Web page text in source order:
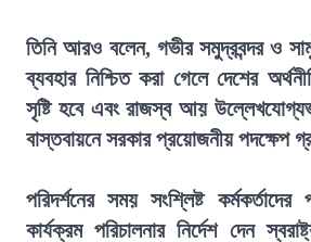
তিনি আরও বলেন, গভীর সমুদ্রবন্দর ও
ব্যবহার নিশ্চিত করা গেলে দেশের
সৃষ্টি হবে এবং রাজস্ব আয়
বাস্তবায়নে সরকার প্রয়োজনীয় পদক্ষেপ
পরিদর্শনের সময় সংশ্লিষ্ট
কার্যক্রম পরিচালনার নির্দেশ দেন